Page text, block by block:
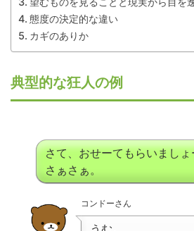
態度の決定的な違い
カギのありか
典型的な狂人の例
さて、おせーてもらいまし
さぁさぁ。
コンドーさん